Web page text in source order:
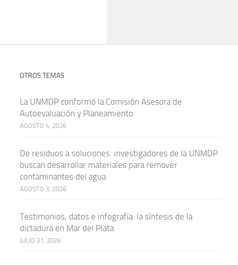
OTROS TEMAS
La UNMDP conformó la Comisión Asesora de
Autoevaluación y Planeamiento
AGOSTO 4, 2026
De residuos a soluciones: investigadores de la UNMDP
buscan desarrollar materiales para remover
contaminantes del agua
AGOSTO 3, 2026
Testimonios, datos e infografía: la síntesis de la
dictadura en Mar del Plata
JULIO 31, 2026